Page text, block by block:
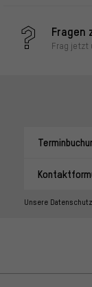
Fragen
Frag jetzt
Unsere